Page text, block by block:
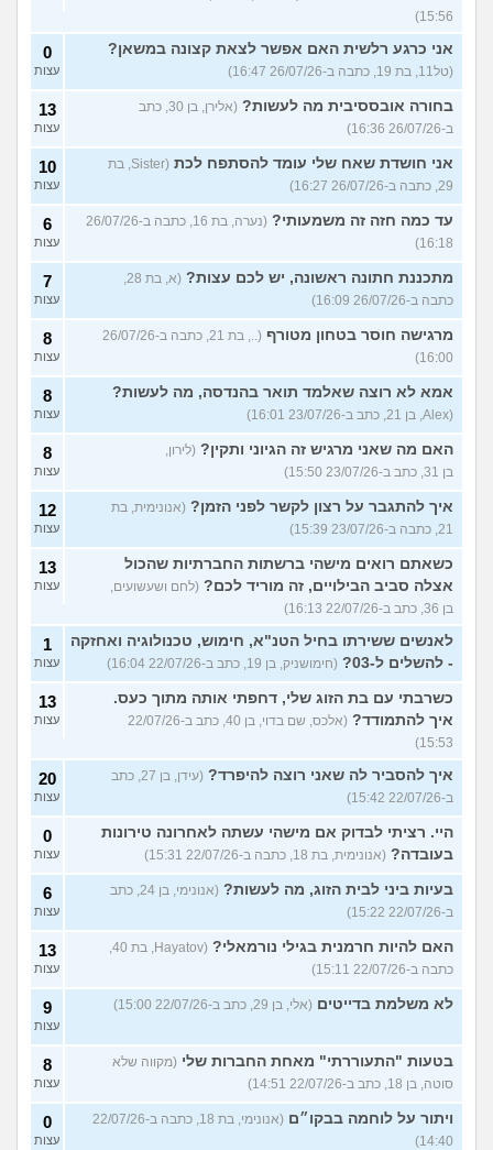
15:56)
אני כרגע רלשית האם אפשר לצאת קצונה במשאן?
(טל11, בת 19, כתבה ב-26/07/26 16:47)
0
עצות
בחורה אובססיבית מה לעשות?
(אלירן, בן 30, כתב
ב-26/07/26 16:36)
13
עצות
אני חושדת שאח שלי עומד להסתפח לכת
(Sister, בת
29, כתבה ב-26/07/26 16:27)
10
עצות
עד כמה חזה זה משמעותי?
(נערה, בת 16, כתבה ב-26/07/26
16:18)
6
עצות
מתכננת חתונה ראשונה, יש לכם עצות?
(א, בת 28,
כתבה ב-26/07/26 16:09)
7
עצות
מרגישה חוסר בטחון מטורף
(.., בת 21, כתבה ב-26/07/26
16:00)
8
עצות
אמא לא רוצה שאלמד תואר בהנדסה, מה לעשות?
(Alex, בן 21, כתב ב-23/07/26 16:01)
8
עצות
האם מה שאני מרגיש זה הגיוני ותקין? (לירון,
בן 31, כתב ב-23/07/26 15:50)
8
עצות
איך להתגבר על רצון לקשר לפני הזמן? (אנונימית, בת
21, כתבה ב-23/07/26 15:39)
12
עצות
כשאתם רואים מישהי ברשתות החברתיות שהכול
אצלה סביב הבילויים, זה מוריד לכם? (לחם ושעשועים,
בן 36, כתב ב-22/07/26 16:13)
13
עצות
לאנשים ששירתו בחיל הטנ"א, חימוש, טכנולוגיה ואחזקה
- להשלים ל-03?
(חימושניק, בן 19, כתב ב-22/07/26 16:04)
1
עצות
כשרבתי עם בת הזוג שלי, דחפתי אותה מתוך כעס.
איך להתמודד?
(אלכס, שם בדוי, בן 40, כתב ב-22/07/26
15:53)
13
עצות
איך להסביר לה שאני רוצה להיפרד?
(עידן, בן 27, כתב
ב-22/07/26 15:42)
20
עצות
היי. רציתי לבדוק אם מישהי עשתה לאחרונה טירונות
בעובדה? (אנונימית, בת 18, כתבה ב-22/07/26 15:31)
0
עצות
בעיות ביני לבית הזוג, מה לעשות?
(אנונימי, בן 24, כתב
ב-22/07/26 15:22)
6
עצות
האם להיות חרמנית בגילי נורמאלי?
(Hayatov, בת 40,
כתבה ב-22/07/26 15:11)
13
עצות
לא משלמת בדייטים (אלי, בן 29, כתב ב-22/07/26 15:00) 9
עצות
בטעות "התעוררתי" מאחת החברות שלי (מקווה שלא
סוטה, בן 18, כתב ב-22/07/26 14:51)
8
עצות
ויתור על לוחמה בבקו״ם
(אנונימי, בת 18, כתבה ב-22/07/26
14:40)
0
עצות